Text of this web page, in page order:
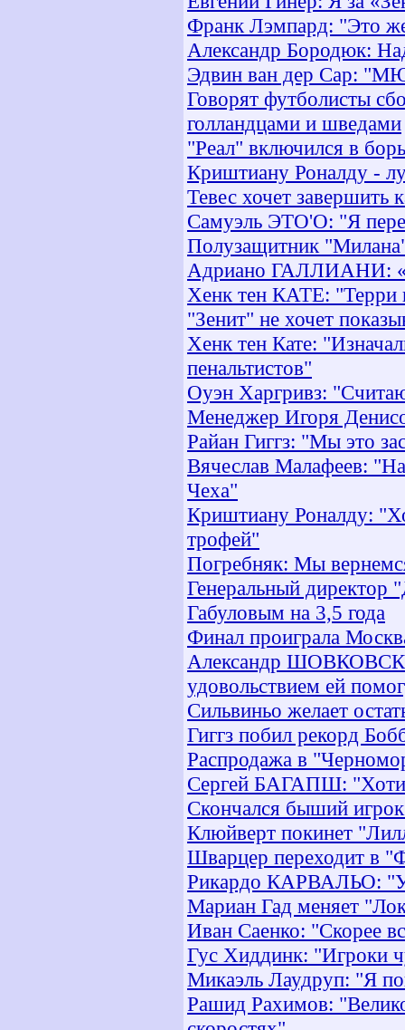
Франк Лэмпард: "Это
Александр Бородюк:
Эдвин ван дер Сар:
Говорят футболисты
голландцами и шведами
"Реал" включился в
Криштиану Роналду -
Тевес хочет завершить
Самуэль ЭТО'О: "Я
Полузащитник
Адриано ГАЛЛИАНИ:
Хенк тен КАТЕ: "Терри
"Зенит" не хочет
Хенк тен Кате:
пенальтистов"
Оуэн Харгривз:
Менеджер Игоря
Райан Гиггз: "Мы это
Вячеслав Малафеев:
Чеха"
Криштиану Роналду:
трофей"
Погребняк: Мы
Генеральный директор
Габуловым на 3,5 года
Финал проиграла
Александр
удовольствием ей
Сильвиньо желает
Гиггз побил рекорд
Распродажа в
Сергей БАГАПШ:
Скончался быший
Клюйверт покинет
Шварцер переходит в
Рикардо КАРВАЛЬО:
Мариан Гад меняет
Иван Саенко: "Скорее
Гус Хиддинк: "Игроки
Микаэль Лаудруп: "Я
Рашид Рахимов: